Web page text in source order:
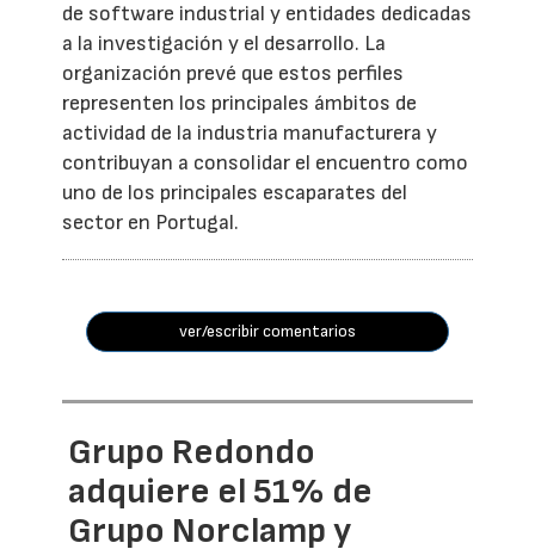
de software industrial y entidades dedicadas
a la investigación y el desarrollo. La
organización prevé que estos perfiles
representen los principales ámbitos de
actividad de la industria manufacturera y
contribuyan a consolidar el encuentro como
uno de los principales escaparates del
sector en Portugal.
ver/escribir comentarios
Grupo Redondo
adquiere el 51% de
Grupo Norclamp y